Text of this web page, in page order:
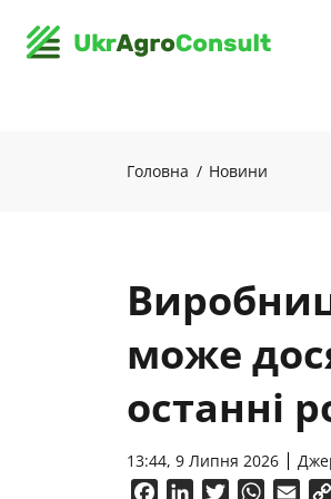
Головна Новини
може
останні
13:44, 9 Липня 2026
FacebookLinkedInTwitter